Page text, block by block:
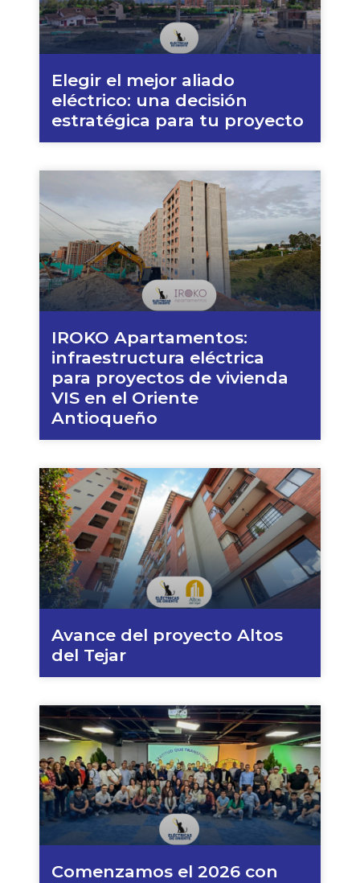
Elegir el mejor aliado
eléctrico: una decisión
estratégica para tu proyecto
IROKO Apartamentos:
infraestructura eléctrica
para proyectos de vivienda
VIS en el Oriente
Antioqueño
Avance del proyecto Altos
del Tejar
Comenzamos el 2026 con